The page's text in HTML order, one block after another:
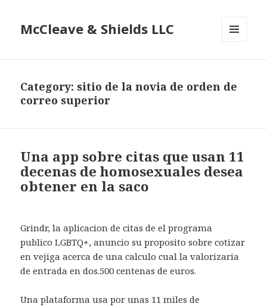
McCleave & Shields LLC
Category: sitio de la novia de orden de
correo superior
Una app sobre citas que usan 11
decenas de homosexuales desea
obtener en la saco
Grindr, la aplicacion de citas de el programa
publico LGBTQ+, anuncio su proposito sobre cotizar
en vejiga acerca de una calculo cual la valorizaria
de entrada en dos.500 centenas de euros.
Una plataforma usa por unas 11 miles de